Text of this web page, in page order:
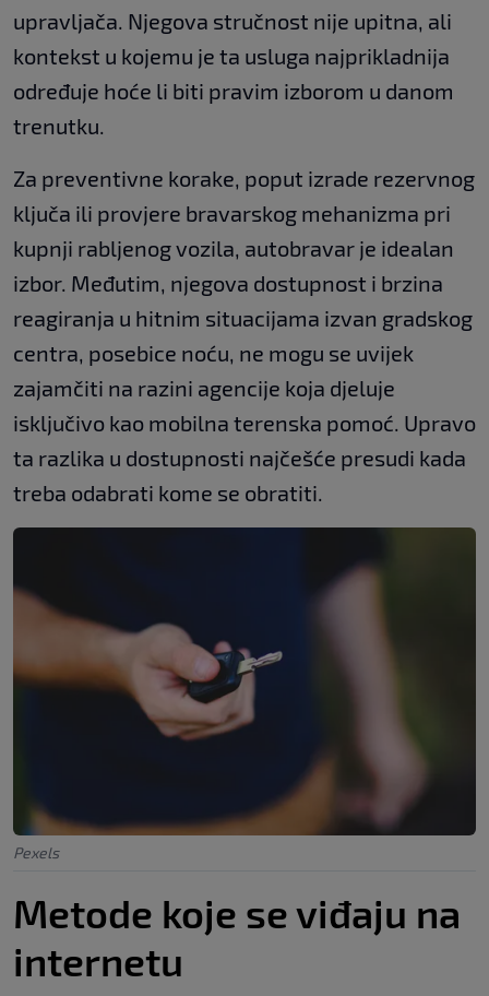
upravljača. Njegova stručnost nije upitna, ali
kontekst u kojemu je ta usluga najprikladnija
određuje hoće li biti pravim izborom u danom
trenutku.
Za preventivne korake, poput izrade rezervnog
ključa ili provjere bravarskog mehanizma pri
kupnji rabljenog vozila, autobravar je idealan
izbor. Međutim, njegova dostupnost i brzina
reagiranja u hitnim situacijama izvan gradskog
centra, posebice noću, ne mogu se uvijek
zajamčiti na razini agencije koja djeluje
isključivo kao mobilna terenska pomoć. Upravo
ta razlika u dostupnosti najčešće presudi kada
treba odabrati kome se obratiti.
Pexels
Metode koje se viđaju na
internetu